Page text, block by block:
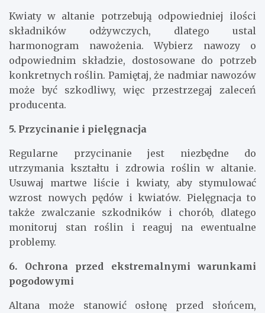
Kwiaty w altanie potrzebują odpowiedniej ilości
składników odżywczych, dlatego ustal
harmonogram nawożenia. Wybierz nawozy o
odpowiednim składzie, dostosowane do potrzeb
konkretnych roślin. Pamiętaj, że nadmiar nawozów
może być szkodliwy, więc przestrzegaj zaleceń
producenta.
5. Przycinanie i pielęgnacja
Regularne przycinanie jest niezbędne do
utrzymania kształtu i zdrowia roślin w altanie.
Usuwaj martwe liście i kwiaty, aby stymulować
wzrost nowych pędów i kwiatów. Pielęgnacja to
także zwalczanie szkodników i chorób, dlatego
monitoruj stan roślin i reaguj na ewentualne
problemy.
6. Ochrona przed ekstremalnymi warunkami
pogodowymi
Altana może stanowić osłonę przed słońcem,